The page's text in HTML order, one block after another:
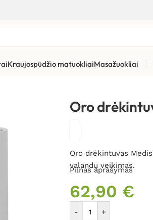
Kraujospūdžio matuokliaiMasažuokliai
Oro
Oro drėkintuvas
valandų veikimas.
Pilnas aprašymas
62,90 €
- +